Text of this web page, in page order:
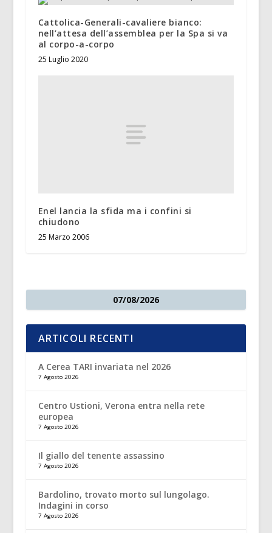
Cattolica-Generali-cavaliere bianco:
nell’attesa dell’assemblea per la Spa si va
al corpo-a-corpo
25 Luglio 2020
Enel lancia la sfida ma i confini si
chiudono
25 Marzo 2006
07/08/2026
ARTICOLI RECENTI
A Cerea TARI invariata nel 2026
7 Agosto 2026
Centro Ustioni, Verona entra nella rete
europea
7 Agosto 2026
Il giallo del tenente assassino
7 Agosto 2026
Bardolino, trovato morto sul lungolago.
Indagini in corso
7 Agosto 2026